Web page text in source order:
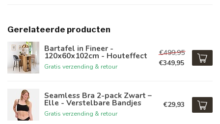
Gerelateerde producten
Bartafel in Fineer -
120x60x102cm - Houteffect
Gratis verzending & retour
€499,95
€349,95
Seamless Bra 2-pack Zwart –
Elle - Verstelbare Bandjes
Gratis verzending & retour
€29,93